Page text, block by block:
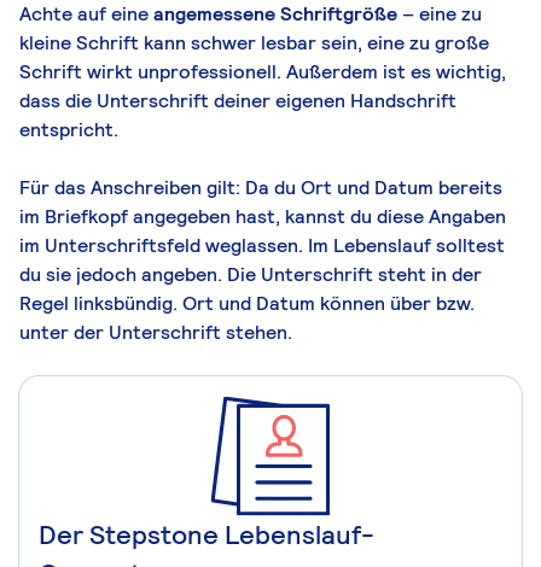
Achte auf eineangemessene Schriftgröße – eine zu
kleine Schrift kann schwer lesbar sein, eine zu große
Schrift wirkt unprofessionell. Außerdem ist es wichtig,
dass die Unterschrift deiner eigenen Handschrift
entspricht.
Für das Anschreiben gilt: Da du Ort und Datum bereits
im Briefkopf angegeben hast, kannst du diese Angaben
im Unterschriftsfeld weglassen. Im Lebenslauf solltest
du sie jedoch angeben. Die Unterschrift steht in der
Regel linksbündig. Ort und Datum können über bzw.
unter der Unterschrift stehen.
Der Stepstone Lebenslauf-